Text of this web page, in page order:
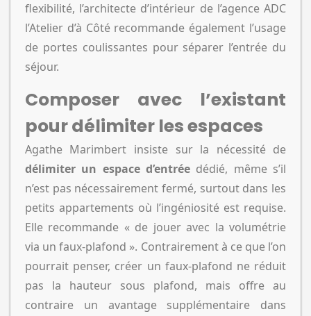
flexibilité, l’architecte d’intérieur de l’agence ADC
l’Atelier d’à Côté recommande également l’usage
de portes coulissantes pour séparer l’entrée du
séjour.
Composer avec l’existant
pour délimiter les espaces
Agathe Marimbert insiste sur la nécessité de
délimiter un espace d’entrée dédié, même s’il
n’est pas nécessairement fermé, surtout dans les
petits appartements où l’ingéniosité est requise.
Elle recommande « de jouer avec la volumétrie
via un faux-plafond ». Contrairement à ce que l’on
pourrait penser, créer un faux-plafond ne réduit
pas la hauteur sous plafond, mais offre au
contraire un avantage supplémentaire dans